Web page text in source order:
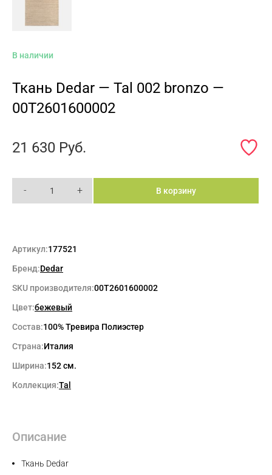
В наличии
Ткань Dedar — Tal 002 bronzo —
00T2601600002
21 630 Руб.
- + В корзину
Артикул:177521
Бренд:Dedar
SKU производителя:00T2601600002
Цвет:бежевый
Состав:100% Тревира Полиэстер
Страна:Италия
Ширина:152 см.
Коллекция:Tal
Описание
Ткань Dedar